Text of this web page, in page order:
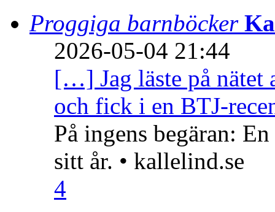
Proggiga barnböcker
2026-05-04 21:44
[…] Jag läste på nätet
och fick i en BTJ-
På ingens begäran:
sitt år. • kallelind.se
4